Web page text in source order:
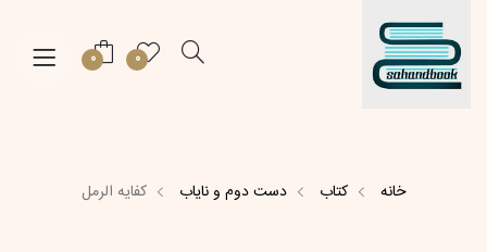
0
0
خانه کتاب دست دوم و نایاب کفایه الرمل